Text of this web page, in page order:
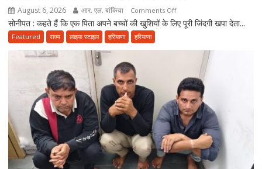
August 6, 2026 आर. एल. बांकिया Comments Offon
पिता
नहीं
आई
आत्मनिर्भर
बेटियां,
चिता
पर
अकेले
सोनीपत : कहते हैं कि एक पिता अपने बच्चों की खुशियों के लिए पूरी जिंदगी खपा देता...
Featured राज्य लाइफ स्टाइल हरियाणा हरियाणा